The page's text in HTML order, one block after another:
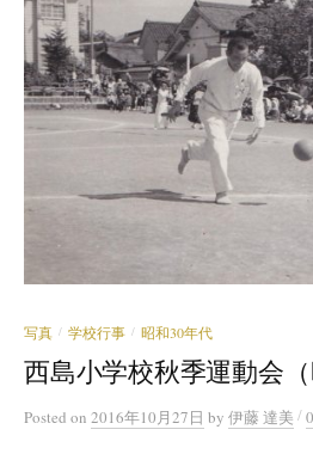
写真 / 学校行事 / 昭和30年代
西島小学校秋季運動会（
Posted on 2016年10月27日 by 伊藤 達美 /